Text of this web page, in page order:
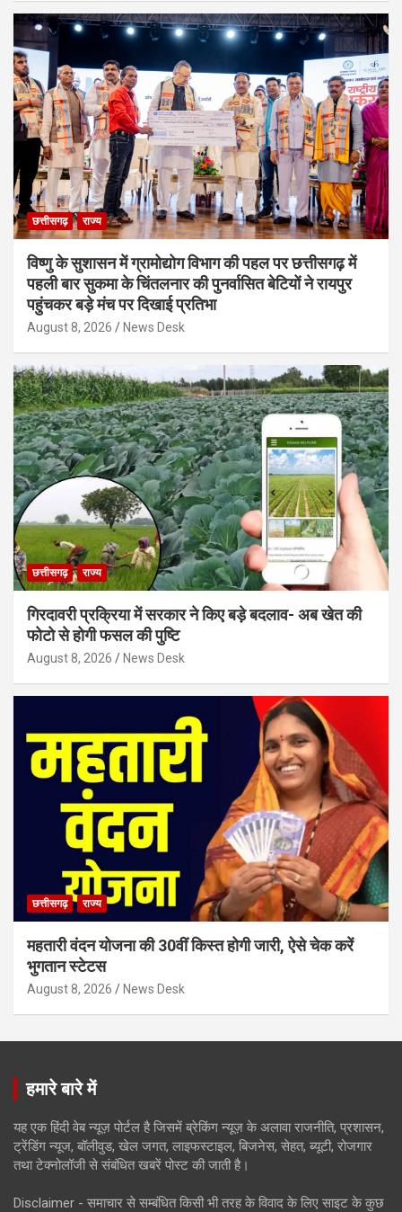
छत्तीसगढ़ राज्य
विष्णु के सुशासन में ग्रामोद्योग विभाग की पहल पर छत्तीसगढ़ में
पहली बार सुकमा के चिंतलनार की पुनर्वासित बेटियों ने रायपुर
पहुंचकर बड़े मंच पर दिखाई प्रतिभा
August 8, 2026 News Desk
छत्तीसगढ़ राज्य
गिरदावरी प्रक्रिया में सरकार ने किए बड़े बदलाव- अब खेत की
फोटो से होगी फसल की पुष्टि
August 8, 2026 News Desk
छत्तीसगढ़ राज्य
महतारी वंदन योजना की 30वीं किस्त होगी जारी, ऐसे चेक करें
भुगतान स्टेटस
August 8, 2026 News Desk
हमारे बारे में
यह एक हिंदी वेब न्यूज़ पोर्टल है जिसमें ब्रेकिंग न्यूज़ के अलावा राजनीति, प्रशासन,
ट्रेंडिंग न्यूज, बॉलीवुड, खेल जगत, लाइफस्टाइल, बिजनेस, सेहत, ब्यूटी, रोजगार
तथा टेक्नोलॉजी से संबंधित खबरें पोस्ट की जाती है।
Disclaimer - समाचार से सम्बंधित किसी भी तरह के विवाद के लिए साइट के कुछ